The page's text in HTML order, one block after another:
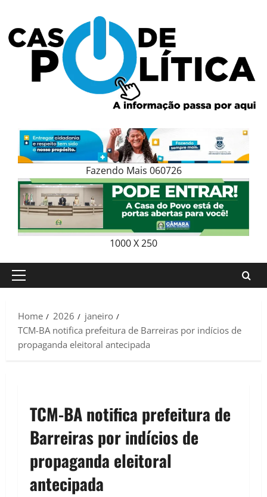
content
Fazendo Mais 060726
1000 X 250
Primary
Home
2026
janeiro
TCM-BA notifica prefeitura de Barreiras por indícios de
propaganda eleitoral antecipada
TCM-BA notifica prefeitura de
Barreiras por indícios de
propaganda eleitoral
antecipada